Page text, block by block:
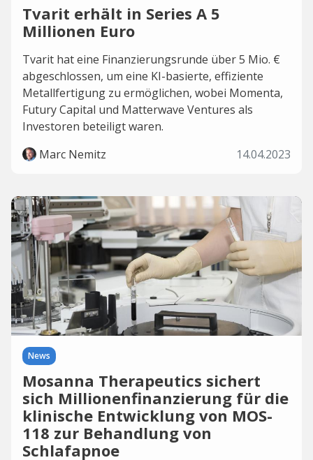
Tvarit erhält in Series A 5
Millionen Euro
Tvarit hat eine Finanzierungsrunde über 5 Mio. €
abgeschlossen, um eine KI-basierte, effiziente
Metallfertigung zu ermöglichen, wobei Momenta,
Futury Capital und Matterwave Ventures als
Investoren beteiligt waren.
Marc Nemitz
14.04.2023
News
Mosanna Therapeutics sichert
sich Millionenfinanzierung für die
klinische Entwicklung von MOS-
118 zur Behandlung von
Schlafapnoe